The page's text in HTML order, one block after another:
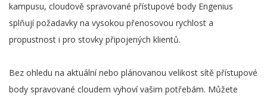
kampusu, cloudově spravované přístupové body Engenius
splňují požadavky na vysokou přenosovou rychlost a
propustnost i pro stovky připojených klientů.
Bez ohledu na aktuální nebo plánovanou velikost sítě přístupové
body spravované cloudem vyhoví vašim potřebám. Můžete